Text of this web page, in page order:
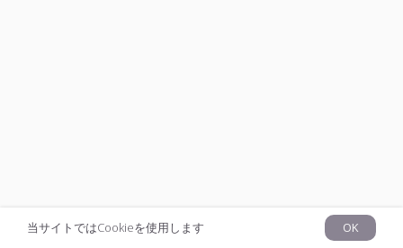
当サイトではCookieを使用します OK